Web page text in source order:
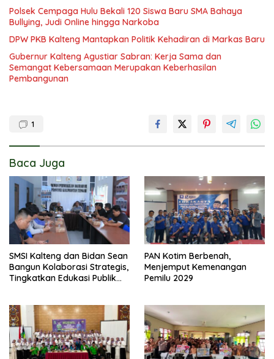
Polsek Cempaga Hulu Bekali 120 Siswa Baru SMA Bahaya
Bullying, Judi Online hingga Narkoba
DPW PKB Kalteng Mantapkan Politik Kehadiran di Markas Baru
Gubernur Kalteng Agustiar Sabran: Kerja Sama dan
Semangat Kebersamaan Merupakan Keberhasilan
Pembangunan
1
Baca Juga
SMSI Kalteng dan Bidan Sean
Bangun Kolaborasi Strategis,
Tingkatkan Edukasi Publik
PAN Kotim Berbenah,
Menjemput Kemenangan
Pemilu 2029